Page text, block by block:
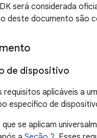
será considerada
deste documento são
de dispositivo
aplicáveis a
específico de
se aplicam